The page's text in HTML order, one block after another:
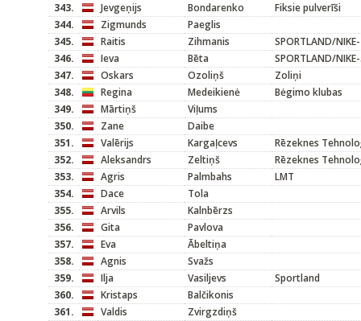
343.
Jevgeņijs Bondarenko
Fiksie pulverīši
344.
Zigmunds
Paeglis
345.
Raitis Zihmanis
SPORTLAND/
346.
Ieva Bēta
SPORTLAND/
347.
Oskars Ozoliņš
Zoliņi
348.
Regina Medeikienė
Bėgimo klubas
349.
Mārtiņš
Viļums
350.
Zane
Daibe
351.
Valērijs Kargaļcevs
Rēzeknes
352.
Aleksandrs Zeltiņš
Rēzeknes
353.
Agris Palmbahs
LMT
354.
Dace
Tola
355.
Arvils
Kalnbērzs
356.
Gita
Pavlova
357.
Eva
Ābeltiņa
358.
Agnis
Svažs
359.
Ilja Vasiljevs
Sportland
360.
Kristaps
Balčikonis
361.
Valdis
Zvirgzdiņš